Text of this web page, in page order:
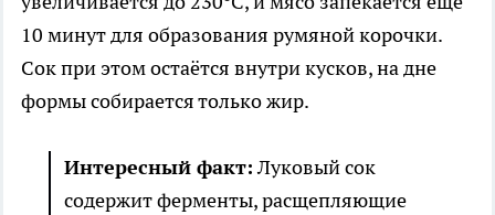
10 минут для образования румяной корочки.
Сок при этом остаётся внутри кусков, на дне
формы собирается только жир.
Интересный факт:Луковый сок
содержит ферменты, расщепляющие